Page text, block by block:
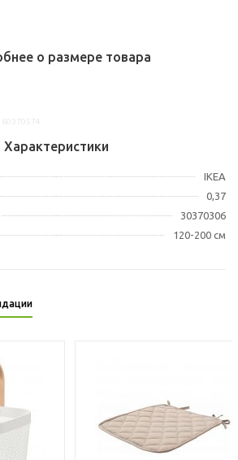
о размере товара
Характеристики
IKEA
0,37
30370306
120-200 см